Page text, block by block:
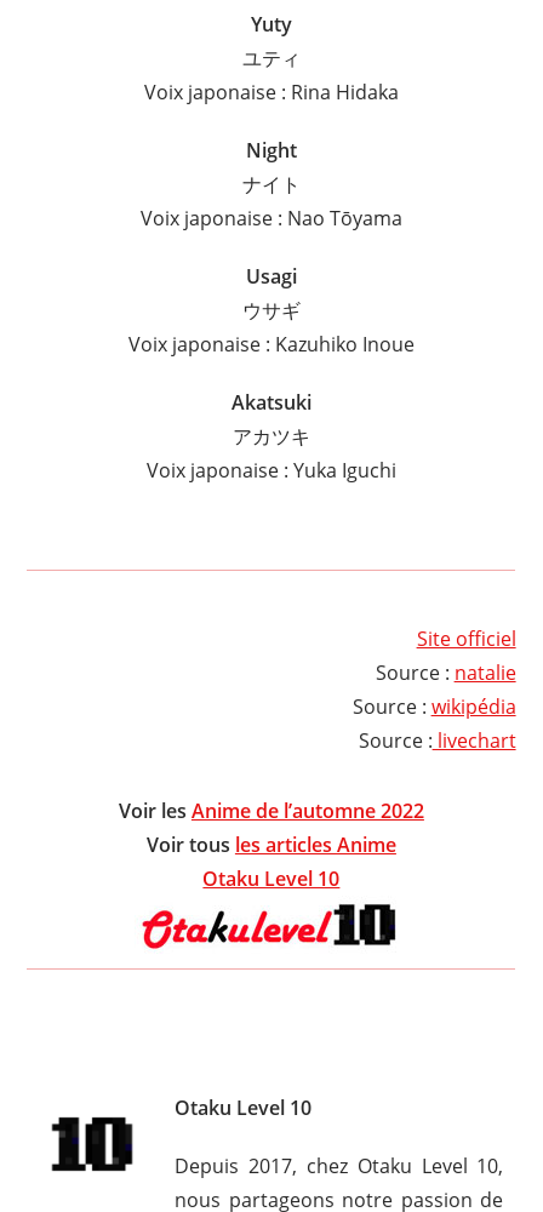
Yuty
ユティ
Voix japonaise : Rina Hidaka
Night
ナイト
Voix japonaise : Nao Tōyama
Usagi
ウサギ
Voix japonaise : Kazuhiko Inoue
Akatsuki
アカツキ
Voix japonaise : Yuka Iguchi
Site officiel
Source : natalie
Source : wikipédia
Source : livechart
Voir les Anime de l’automne 2022
Voir tous les articles Anime
Otaku Level 10
Otaku Level 10
Depuis 2017, chez Otaku Level 10,
nous partageons notre passion de